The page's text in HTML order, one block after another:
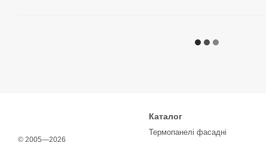
© 2005—2026
Каталог
Термопанелі фасадні